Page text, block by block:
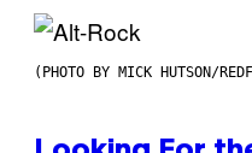
(PHOTO BY MICK HUTSON/